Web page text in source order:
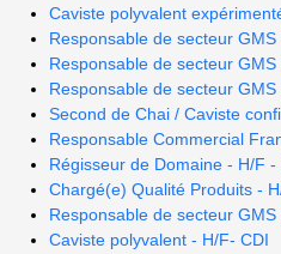
Caviste polyvalent
Responsable de secteur
Responsable de secteur
Responsable de secteur
Second de Chai / Caviste
Responsable Commercial
Régisseur de Domaine - H/F -
Chargé(e) Qualité Produits -
Responsable de secteur
Caviste polyvalent - H/F- CDI